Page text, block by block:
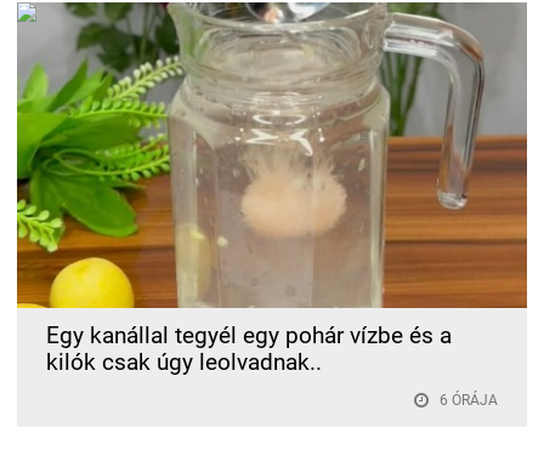
Egy kanállal tegyél egy pohár vízbe és a
kilók csak úgy leolvadnak..
6 ÓRÁJA